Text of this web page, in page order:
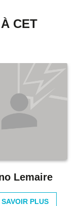
À CET
Lemaire
SAVOIR PLUS